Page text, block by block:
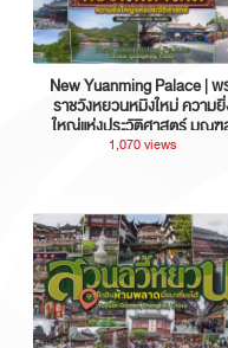
New Yuanming Palace | พ
ราชวังหยวนหมิงใหม่ ความ
ใหญ่แห่งประวัติศาสตร์ มณฑ
กวางตุ้ง ประเทศจีน
1,070 views